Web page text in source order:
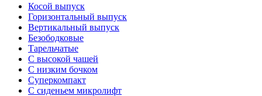
Косой выпуск
Горизонтальный выпуск
Вертикальный выпуск
Безободковые
Тарельчатые
С высокой чашей
С низким бочком
Суперкомпакт
С сиденьем микролифт